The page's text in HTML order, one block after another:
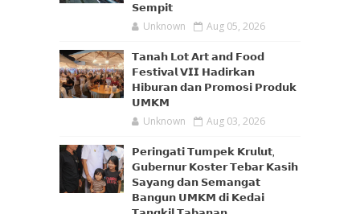
𝗦𝗲𝗺𝗽𝗶𝘁
Unknown Aug 05, 2026
𝗧𝗮𝗻𝗮𝗵 𝗟𝗼𝘁 𝗔𝗿𝘁 𝗮𝗻𝗱 𝗙𝗼𝗼𝗱
𝗙𝗲𝘀𝘁𝗶𝘃𝗮𝗹 𝗩𝗜𝗜 𝗛𝗮𝗱𝗶𝗿𝗸𝗮𝗻
𝗛𝗶𝗯𝘂𝗿𝗮𝗻 𝗱𝗮𝗻 𝗣𝗿𝗼𝗺𝗼𝘀𝗶 𝗣𝗿𝗼𝗱𝘂𝗸
𝗨𝗠𝗞𝗠
Unknown Aug 03, 2026
𝗣𝗲𝗿𝗶𝗻𝗴𝗮𝘁𝗶 𝗧𝘂𝗺𝗽𝗲𝗸 𝗞𝗿𝘂𝗹𝘂𝘁,
𝗚𝘂𝗯𝗲𝗿𝗻𝘂𝗿 𝗞𝗼𝘀𝘁𝗲𝗿 𝗧𝗲𝗯𝗮𝗿 𝗞𝗮𝘀𝗶𝗵
𝗦𝗮𝘆𝗮𝗻𝗴 𝗱𝗮𝗻 𝗦𝗲𝗺𝗮𝗻𝗴𝗮𝘁
𝗕𝗮𝗻𝗴𝘂𝗻 𝗨𝗠𝗞𝗠 𝗱𝗶 𝗞𝗲𝗱𝗮𝗶